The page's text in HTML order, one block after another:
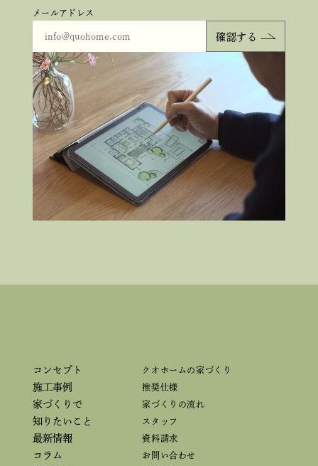
メールアドレス
コンセプト
施工事例
家づくりで
知りたいこと
最新情報
コラム
クオホームの家づくり
推奨仕様
家づくりの流れ
スタッフ
資料請求
お問い合わせ